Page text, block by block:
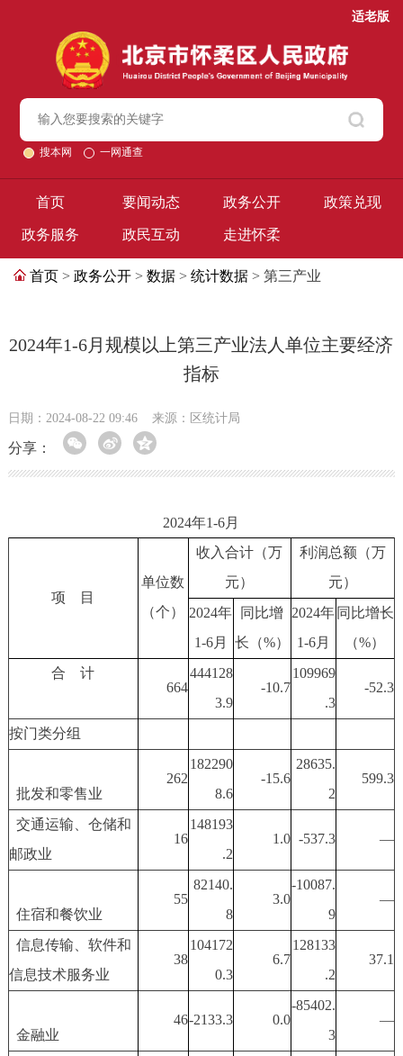
适老版
搜本网 一网通查
首页 要闻动态 政务公开 政策兑现
政务服务 政民互动 走进怀柔
首页 > 政务公开 > 数据 > 统计数据 > 第三产业
2024年1-6月规模以上第三产业法人单位主要经济
指标
日期：2024-08-22 09:46 来源：区统计局
分享：
2024年1-6月
项 目
单位数
（个）
收入合计（万
元）
利润总额（万
元）
2024年
1-6月
同比增
长（%）
2024年
1-6月
同比增长
（%）
合 计
664
444128
3.9
-10.7
109969
.3
-52.3
按门类分组
批发和零售业
262
182290
8.6
-15.6
28635.
2
599.3
交通运输、仓储和
邮政业
16
148193
.2
1.0 -537.3 —
住宿和餐饮业
55
82140.
8
3.0
-10087.
9
—
信息传输、软件和
信息技术服务业
38
104172
0.3
6.7
128133
.2
37.1
金融业
46-2133.3 0.0
-85402.
3
—